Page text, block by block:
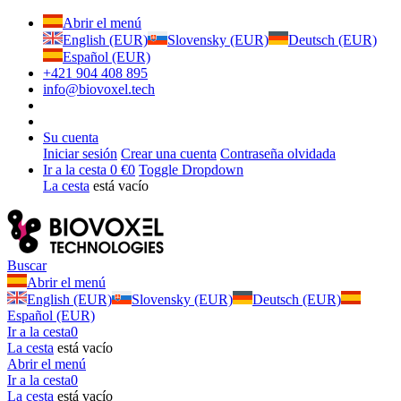
Abrir el menú
English (EUR)
Slovensky (EUR)
Deutsch (EUR)
Español (EUR)
+421 904 408 895
info@biovoxel.tech
Su cuenta
Iniciar sesión Crear una cuenta Contraseña olvidada
Ir a la cesta 0 €0 Toggle Dropdown
La cesta está vacío
Buscar
Abrir el menú
English (EUR)
Slovensky (EUR)
Deutsch (EUR)
Español (EUR)
Ir a la cesta0
La cesta está vacío
Abrir el menú
Ir a la cesta0
La cesta está vacío